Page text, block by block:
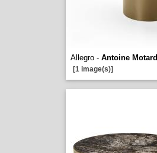
Allegro - Antoine Motard
[1 image(s)]